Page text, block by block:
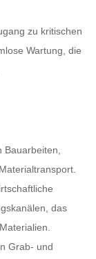
zu kritischen
Wartung, die
das
Grab- und